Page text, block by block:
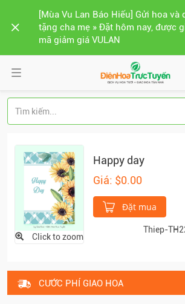
[Mùa Vu Lan Báo Hiếu] Gửi hoa và
tặng cha mẹ » Đặt hôm nay, được
mã giảm giá VULAN
Click to zoom
Happy day
Giá: $0.00
Đặt mua
Thiep-
CƯỚC PHÍ GIAO HOA